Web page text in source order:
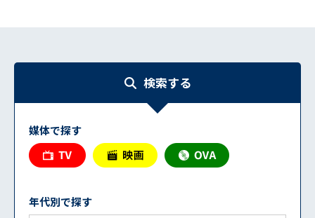
検索する
媒体で探す
年代別で探す